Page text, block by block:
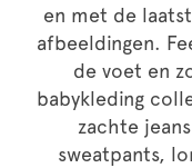
en met de
afbeeldingen.
de voet en
babykleding
zachte
sweatpants,